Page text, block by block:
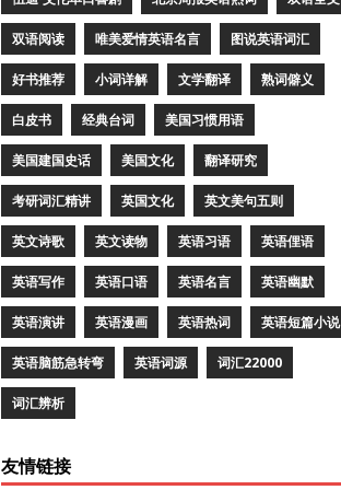
双语阅读 唯美爱情英语名言 图说英语词汇
好书推荐 小词详解 文学翻译 熟词僻义
白皮书 经典台词 美国习惯用语
美国建国史话 美国文化 翻译研究
考研词汇精讲 英国文化 英文美句五则
英文诗歌 英文读物 英语习语 英语俚语
英语写作 英语口语 英语名言 英语幽默
英语演讲 英语漫画 英语热词 英语短篇小说
英语脑筋急转弯 英语词源 词汇22000
词汇辨析
友情链接